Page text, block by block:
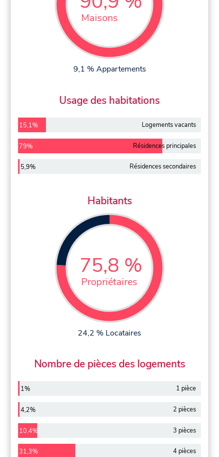
Maisons
9,1 % Appartements
Usage des habitations
15,1% Logements vacants
79% Résidences principales
5,9% Résidences secondaires
Habitants
75,8 %
Propriétaires
24,2 % Locataires
Nombre de pièces des logements
1% 1 pièce
4,2% 2 pièces
10,4% 3 pièces
31,3% 4 pièces